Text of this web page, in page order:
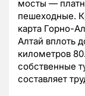
мосты —
пешеходные.
карта Горно-
Алтай вплоть
километров
собственные
составляет